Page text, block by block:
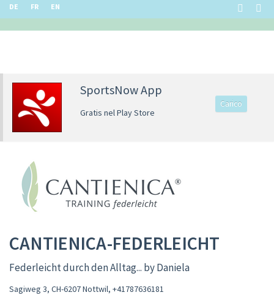
DE FR EN
SportsNow App
Gratis nel Play Store
Carico
CANTIENICA-FEDERLEICHT
Federleicht durch den Alltag... by Daniela
Sagiweg 3, CH-6207 Nottwil, +41787636181